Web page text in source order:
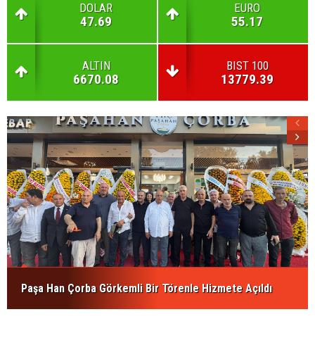
DOLAR
47.69
EURO
55.17
ALTIN
6670.08
BIST 100
13779.39
Paşa Han Çorba Görkemli Bir Törenle Hizmete Açıldı